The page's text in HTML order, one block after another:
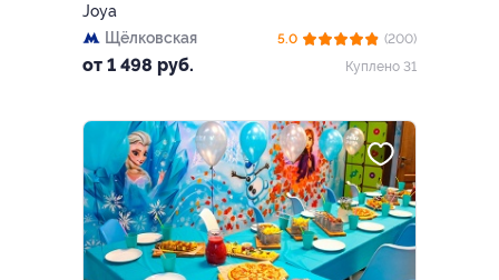
Joya
Щёлковская
от 1 498 руб.
5.0
(200)
Куплено 31